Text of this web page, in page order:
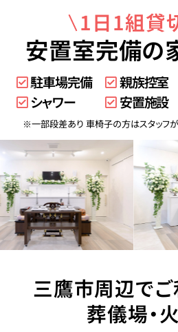
1日1組貸
安置室完備の
駐車場完備 親族控室
シャワー
安置施設
※一部段差あり 車椅子の方はスタッフが
三鷹市周辺で
葬儀場・